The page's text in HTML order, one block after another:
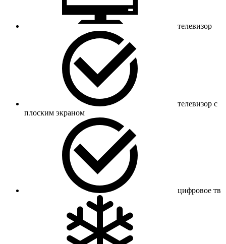
телевизор
телевизор с
плоским экраном
цифровое тв